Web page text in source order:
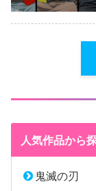
人気作品から
鬼滅の刃